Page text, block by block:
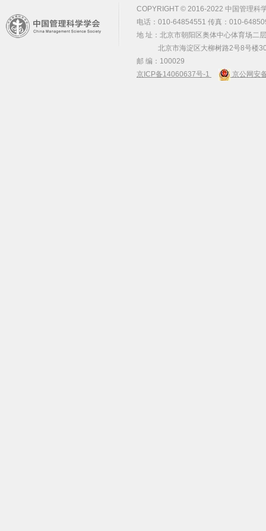
COPYRIGHT © 2016-2022 中国管理科
电话：010-64854551 传真：010-
地 址：北京市朝阳区奥体中心体育场二
北京市海淀区大柳树路2号8号楼
邮 编：100029
京ICP备14060637号-1
京公网安